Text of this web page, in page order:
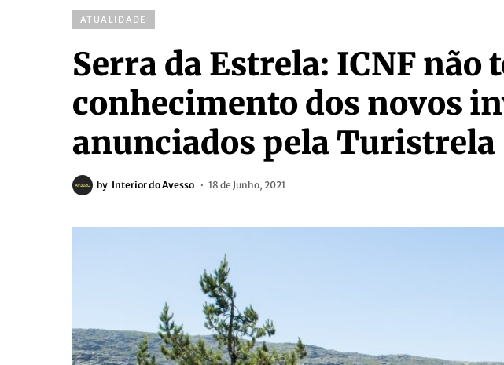
ATUALIDADE
Serra da Estrela: ICNF não
conhecimento dos novos
anunciados pela Turistrela
by Interior do Avesso 18 de Junho, 2021